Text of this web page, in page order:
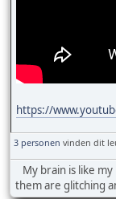
https://
3 personen vinden dit
My brain is like
them are glitching